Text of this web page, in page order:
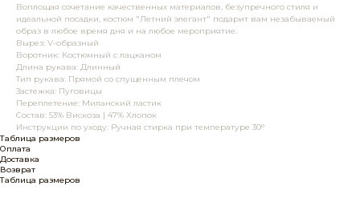
Воплощая сочетание качественных материалов, безупречного стиля и
идеальной посадки, костюм "Летний элегант" подарит вам незабываемый
образ в любое время дня и на любое мероприятие.
Вырез: V-образный
Воротник: Костюмный с лацканом
Длина рукава: Длинный
Тип рукава: Прямой со спущенным плечом
Застежка: Пуговицы
Переплетение: Миланский ластик
Состав: 53% Вискоза | 47% Хлопок
Инструкции по уходу: Ручная стирка при температуре 30°
Таблица размеров
Оплата
Доставка
Возврат
Таблица размеров